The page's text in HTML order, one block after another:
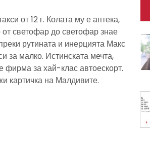
от 12 г. Колата му е аптека,
от светофар до светофар знае
рутината и инерцията Макс
за малко. Истинската мечта,
фирма за хай-клас автоескорт.
картичка на Малдивите.